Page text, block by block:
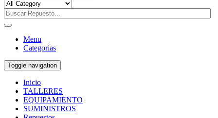
Menu
Categorías
Toggle navigation
Inicio
TALLERES
EQUIPAMIENTO
SUMINISTROS